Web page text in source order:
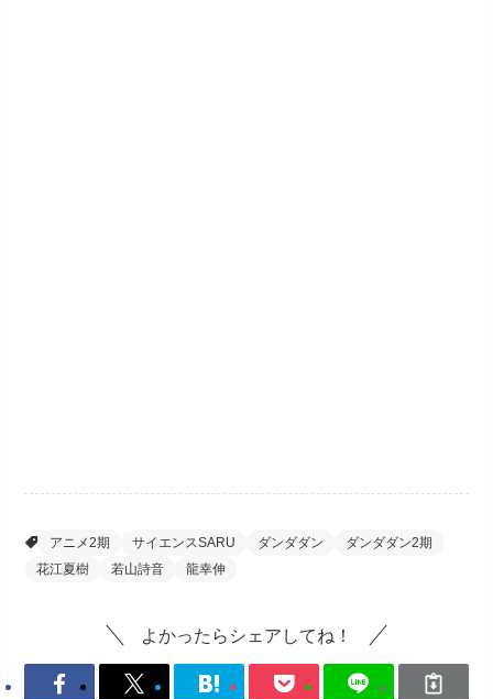
アニメ2期 サイエンスSARU ダンダダン
ダンダダン2期
花江夏樹
若山詩音 龍幸伸
よかったらシェアしてね！